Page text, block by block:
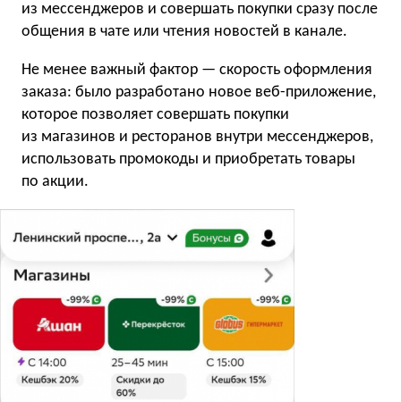
из мессенджеров и совершать покупки сразу после
общения в чате или чтения новостей в канале.
Не менее важный фактор — скорость оформления
заказа: было разработано новое веб-приложение,
которое позволяет совершать покупки
из магазинов и ресторанов внутри мессенджеров,
использовать промокоды и приобретать товары
по акции.